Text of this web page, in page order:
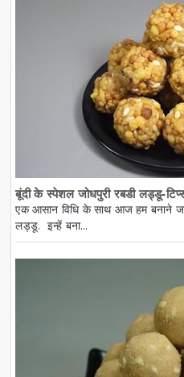
बूंदी के स्पेशल जोधपुरी रबडी लड्डू-
एक आसान विधि के साथ आज हम बनाने
लड्डू. इन्हें बना...